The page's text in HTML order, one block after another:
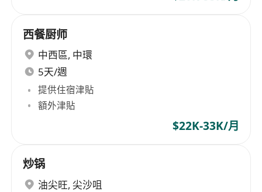
西餐厨师
中西區, 中環
5天/週
提供住宿津貼
額外津貼
$22K-33K/月
炒锅
油尖旺, 尖沙咀